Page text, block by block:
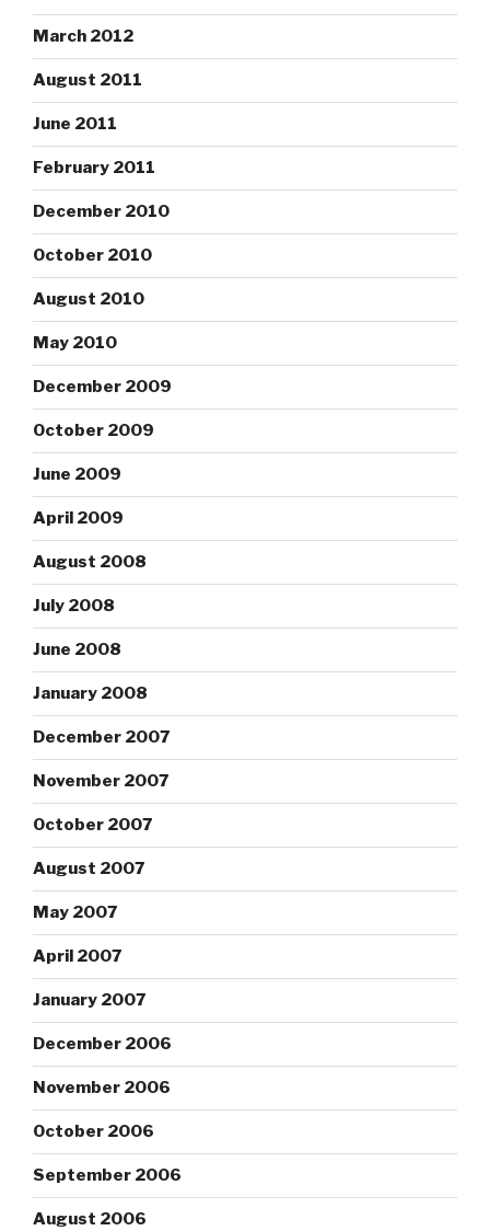
March 2012
August 2011
June 2011
February 2011
December 2010
October 2010
August 2010
May 2010
December 2009
October 2009
June 2009
April 2009
August 2008
July 2008
June 2008
January 2008
December 2007
November 2007
October 2007
August 2007
May 2007
April 2007
January 2007
December 2006
November 2006
October 2006
September 2006
August 2006